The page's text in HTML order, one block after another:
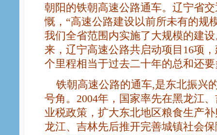
朝阳的铁朝高速公路通车。辽宁省
慨，“高速公路建设以前所未有的规
我们全省范围内实施了大规模的建
来，辽宁高速公路共启动项目16项
个里程相当于过去二十年的总和还要
铁朝高速公路的通车,是东北振兴
号角。2004年，国家率先在黑龙江
业税政策，扩大东北地区粮食生产
龙江、吉林先后推开完善城镇社会